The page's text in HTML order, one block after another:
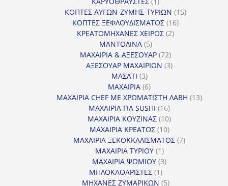
προϊόν
ΚΟΠΤΕΣ ΑΥΓΩΝ-ΖΥΜΗΣ-ΤΥΡΙΩΝ 1515
ΚΟΠΤΕΣ ΞΕΦΛΟΥΔΙΣΜΑΤΟΣ 1616
ΚΡΕΑΤΟΜΗΧΑΝΕΣ ΧΕΙΡΟΣ 22
ΜΑΝΤΟΛΙΝΑ 55
προϊόντα
ΜΑΧΑΙΡΙΑ & ΑΞΕΣΟΥΑΡ 7272
προϊόντα
ΑΞΕΣΟΥΑΡ ΜΑΧΑΙΡΙΩΝ 33
ΜΑΣΑΤΙ 33
προϊόντα
ΜΑΧΑΙΡΙΑ 66
προϊόντα
ΜΑΧΑΙΡΙΑ CHEF ΜΕ ΧΡΩΜΑΤΙΣΤΗ ΛΑΒΗ 1313
ΜΑΧΑΙΡΙΑ ΓΙΑ SUSHI 1616
προϊόντα
ΜΑΧΑΙΡΙΑ ΚΟΥΖΙΝΑΣ 1010
προϊόντα
ΜΑΧΑΙΡΙΑ ΚΡΕΑΤΟΣ 1010
προϊόντα
ΜΑΧΑΙΡΙΑ ΞΕΚΟΚΚΑΛΙΣΜΑΤΟΣ 77
ΜΑΧΑΙΡΙΑ ΤΥΡΙΟΥ 11
προϊόν
ΜΑΧΑΙΡΙΑ ΨΩΜΙΟΥ 33
ΜΗΛΟΚΑΘΑΡΙΣΤΕΣ 11
προϊόν
ΜΗΧΑΝΕΣ ΖΥΜΑΡΙΚΩΝ 55